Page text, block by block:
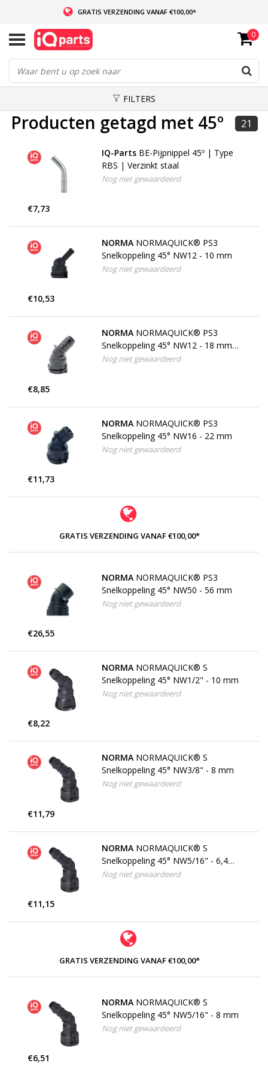
GRATIS VERZENDING VANAF €100,00*
INDIEN VOORRADIG: VOOR 14:00 BESTELD, ZELFDE DAG VERZONDEN
WERELDWIJDE LEVERING
0
FILTERS
Producten getagd met 45º 21
IQ-Parts BE-Pijpnippel 45º | Type
RBS | Verzinkt staal
Nog niet gewaardeerd
€7,73
NORMA NORMAQUICK® PS3
Snelkoppeling 45° NW12 - 10 mm
Nog niet gewaardeerd
€10,53
NORMA NORMAQUICK® PS3
Snelkoppeling 45° NW12 - 18 mm |
getand
Nog niet gewaardeerd
€8,85
NORMA NORMAQUICK® PS3
Snelkoppeling 45° NW16 - 22 mm
Nog niet gewaardeerd
€11,73
GRATIS VERZENDING VANAF €100,00*
NORMA NORMAQUICK® PS3
Snelkoppeling 45° NW50 - 56 mm
Nog niet gewaardeerd
€26,55
NORMA NORMAQUICK® S
Snelkoppeling 45° NW1/2" - 10 mm
Nog niet gewaardeerd
€8,22
NORMA NORMAQUICK® S
Snelkoppeling 45° NW3/8" - 8 mm
Nog niet gewaardeerd
€11,79
NORMA NORMAQUICK® S
Snelkoppeling 45° NW5/16" - 6,4
mm
Nog niet gewaardeerd
€11,15
GRATIS VERZENDING VANAF €100,00*
NORMA NORMAQUICK® S
Snelkoppeling 45° NW5/16" - 8 mm
Nog niet gewaardeerd
€6,51